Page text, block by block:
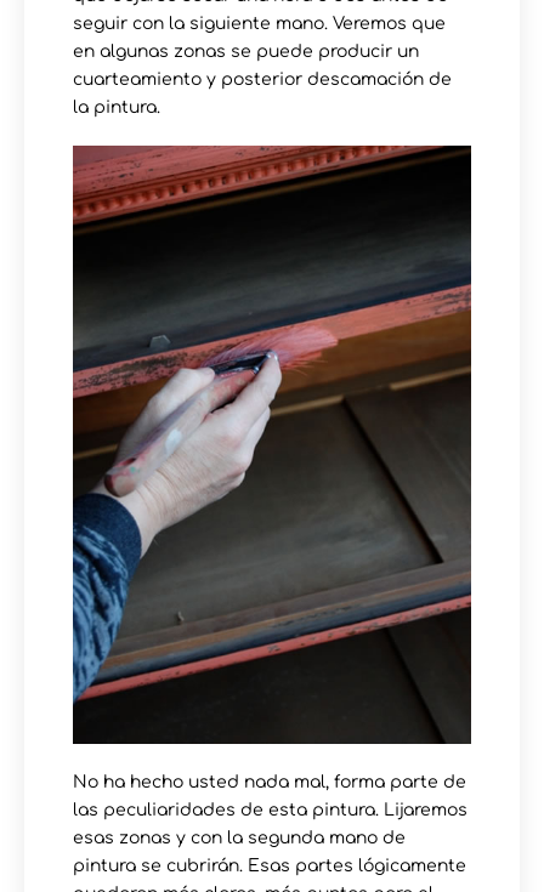
seguir con la siguiente mano. Veremos que
en algunas zonas se puede producir un
cuarteamiento y posterior descamación de
la pintura.
No ha hecho usted nada mal, forma parte de
las peculiaridades de esta pintura. Lijaremos
esas zonas y con la segunda mano de
pintura se cubrirán. Esas partes lógicamente